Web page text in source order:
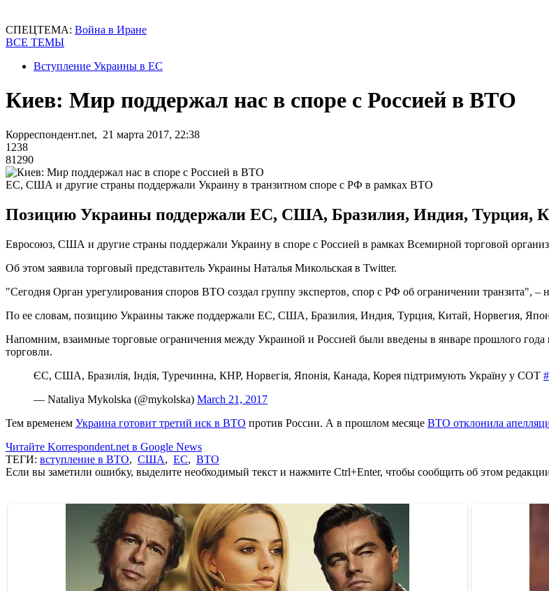
СПЕЦТЕМА: Война в Иране
ВСЕ ТЕМЫ
Вступление Украины в ЕС
Киев: Мир поддержал нас в споре с Россией в ВТО
Корреспондент.net, 21 марта 2017, 22:38
1238
81290
ЕС, США и другие страны поддержали Украину в транзитном споре с РФ в рамках ВТО
Позицию Украины поддержали ЕС, США, Бразилия, Индия, Турция,
Евросоюз, США и другие страны поддержали Украину в споре с Россией в рамках Всемирной торговой
Об этом заявила торговый представитель Украины Наталья Микольская в Twitter.
"Сегодня Орган урегулирования споров ВТО создал группу экспертов, спор с РФ об ограничении транзита", –
По ее словам, позицию Украины также поддержали ЕС, США, Бразилия, Индия, Турция, Китай, Норвегия,
Напомним, взаимные торговые ограничения между Украиной и Россией были введены в январе прошлого
торговли.
ЄС, США, Бразилія, Індія, Туречинна, КНР, Норвегія, Японія, Канада, Корея підтримують Україну у СОТ
— Nataliya Mykolska (@mykolska) March 21, 2017
Тем временем Украина готовит третий иск в ВТО против России. А в прошлом месяце ВТО отклонила
Читайте Korrespondent.net в Google News
ТЕГИ: вступление в ВТО, США, ЕС, ВТО
Если вы заметили ошибку, выделите необходимый текст и нажмите Ctrl+Enter, чтобы сообщить об этом